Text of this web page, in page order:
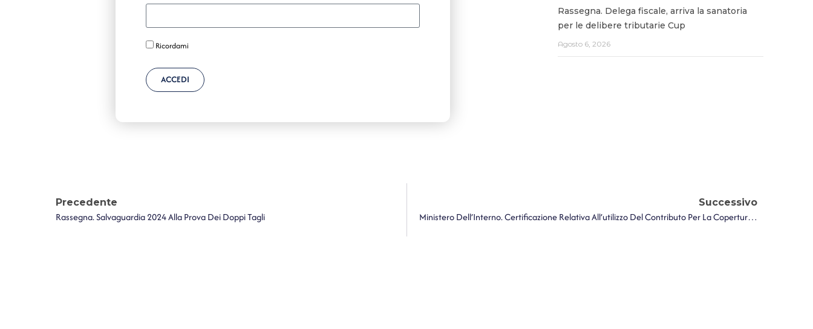
Ricordami
ACCEDI
Rassegna. Delega fiscale, arriva la sanatoria
per le delibere tributarie Cup
Agosto 6, 2026
Precedente
Rassegna. Salvaguardia 2024 Alla Prova Dei Doppi Tagli
Successivo
Ministero Dell’Interno. Certificazione Relativa All’utilizzo Del Contributo Per La Copertura Del Maggior Onere Sostenuto Per La Corresponsione Dell’incremento Relativo All’anno 2023 Delle Indennità Di Funzione Di Sindaci Metropolitani, Sindaci, Vicesindaci